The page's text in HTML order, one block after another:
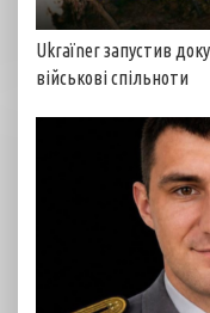
Ukraїner запустив
військові спільноти